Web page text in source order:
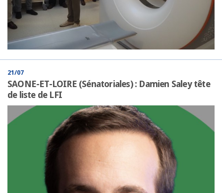
21/07
SAONE-ET-LOIRE (Sénatoriales) : Damien Saley tête
de liste de LFI